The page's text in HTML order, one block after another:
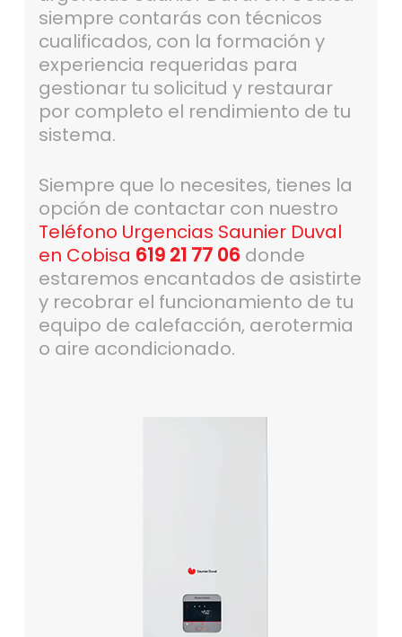
siempre contarás con técnicos
cualificados, con la formación y
experiencia requeridas para
gestionar tu solicitud y restaurar
por completo el rendimiento de tu
sistema.
Siempre que lo necesites, tienes la
opción de contactar con nuestro
Teléfono Urgencias Saunier Duval
en Cobisa 619 21 77 06 donde
estaremos encantados de asistirte
y recobrar el funcionamiento de tu
equipo de calefacción, aerotermia
o aire acondicionado.